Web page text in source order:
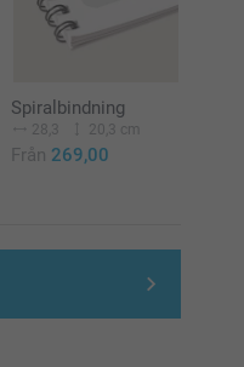
Spiralbindning
28,3 20,3 cm
Från 269,00